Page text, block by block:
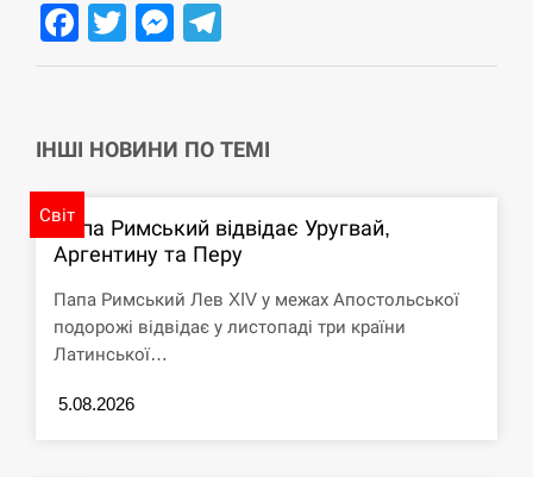
Facebook
TwitterMessenger
ІНШІ НОВИНИ ПО ТЕМІ
Світ
Папа Римський відвідає Уругвай,
Аргентину та Перу
Папа Римський Лев XIV у межах Апостольської
подорожі відвідає у листопаді три країни
Латинської…
5.08.2026